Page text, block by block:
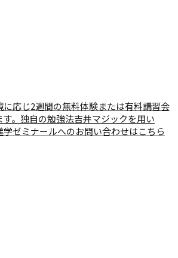
応じ2週間の無料体験または有料講習会
。独自の勉強法吉井マジックを用い
ゼミナールへのお問い合わせはこちら